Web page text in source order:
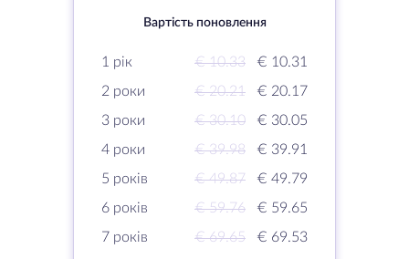
Вартість поновлення
1 рік € 10.33
€ 10.31
2 роки
€ 20.21
€ 20.17
3 роки
€ 30.10
€ 30.05
4 роки
€ 39.98
€ 39.91
5 років
€ 49.87
€ 49.79
6 років
€ 59.76
€ 59.65
7 років
€ 69.65
€ 69.53